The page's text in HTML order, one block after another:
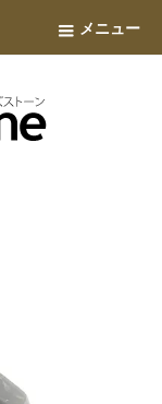
メニュー